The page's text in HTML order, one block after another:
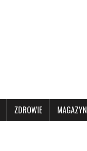
ZDROWIE MAGAZYN